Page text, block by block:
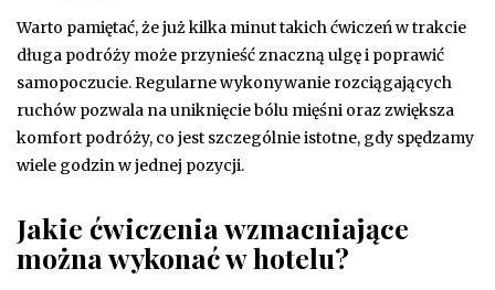
Warto pamiętać, że już kilka minut takich ćwiczeń w trakcie
długa podróży może przynieść znaczną ulgę i poprawić
samopoczucie. Regularne wykonywanie rozciągających
ruchów pozwala na uniknięcie bólu mięśni oraz zwiększa
komfort podróży, co jest szczególnie istotne, gdy spędzamy
wiele godzin w jednej pozycji.
Jakie ćwiczenia wzmacniające
można wykonać w hotelu?